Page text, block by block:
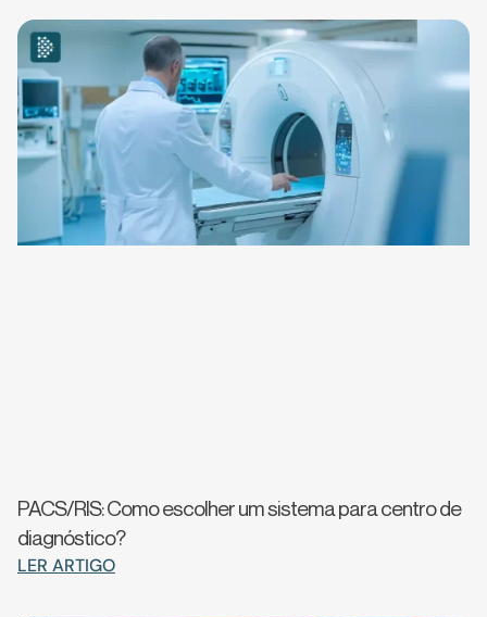
PACS/RIS: Como escolher um sistema para centro de
diagnóstico?
LER ARTIGO